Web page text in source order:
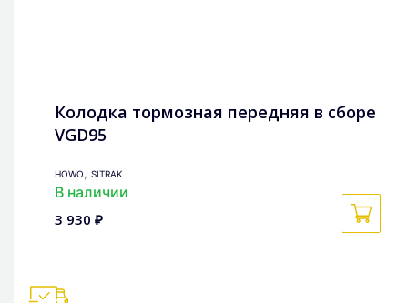
Колодка тормозная передняя в сборе
VGD95
HOWO , SITRAK
В наличии
3 930 ₽